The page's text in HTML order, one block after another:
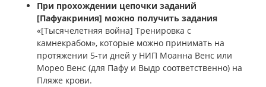
При прохождении цепочки заданий
[Пафуакриния] можно получить задания
«[Тысячелетняя война] Тренировка с
камнекрабом», которые можно принимать на
протяжении 5-ти дней у НИП Моанна Венс или
Морео Венс (для Пафу и Выдр соответственно) на
Пляже крови.